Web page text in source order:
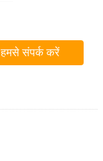
हमसे संपर्क करें